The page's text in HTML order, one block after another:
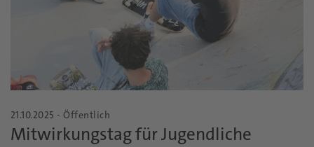
21.10.2025 - Öffentlich
Mitwirkungstag für Jugendliche